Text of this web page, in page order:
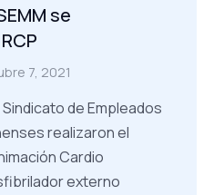
se
7, 2021
de Empleados
realizaron el
Cardio
externo